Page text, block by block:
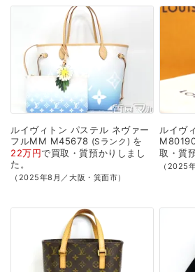
ルイヴィトン パステル ネヴァー
フルMM M45678 Sランク
を
22万円で買取・質預かり しまし
た。
（2025年8月／大阪・箕面市）
ルイヴ
取・質
（2025